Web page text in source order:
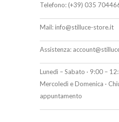
Telefono: (+39) 035
Mail:info@stilluce-store.it
Assistenza:
Lunedì – Sabato · 9:00 –
Mercoledì e Domenica ·
appuntamento